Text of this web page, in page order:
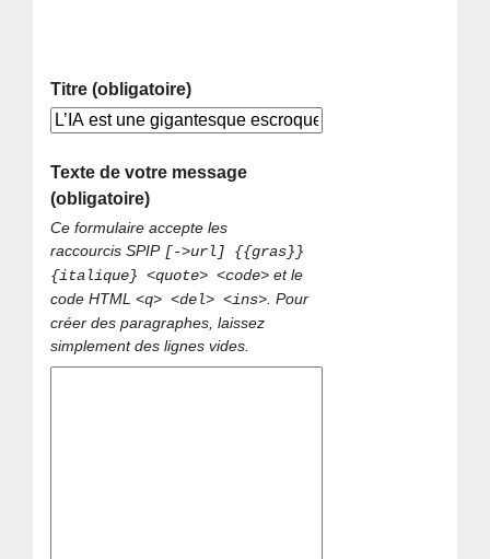
Titre (obligatoire)
Texte de votre message
(obligatoire)
Ce formulaire accepte les
raccourcis SPIP [->url] {{gras}}
{italique} <quote> <code> et le
code HTML<q> <del> <ins>. Pour
créer des paragraphes, laissez
simplement des lignes vides.